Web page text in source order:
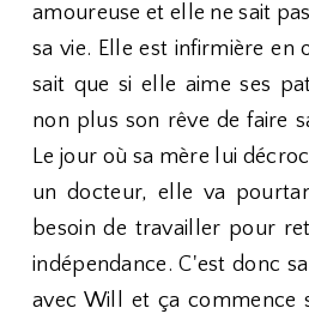
amoureuse et elle ne sait
sa vie. Elle est infirmière en
sait que si elle aime ses
non plus son rêve de faire
Le jour où sa mère lui
un docteur, elle va
besoin de travailler pour
indépendance. C'est donc
avec Will et ça commence